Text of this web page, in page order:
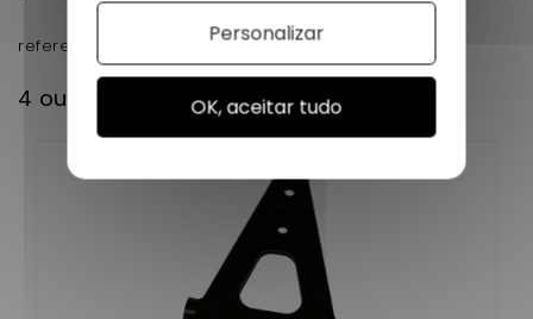
reference d' origine : 201012
4 outros produtos na mesma categoria:
OK, aceitar tudo
Personalizar